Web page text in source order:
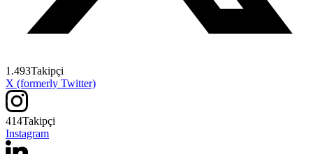
1.493Takipçi
X (formerly Twitter)
414Takipçi
Instagram